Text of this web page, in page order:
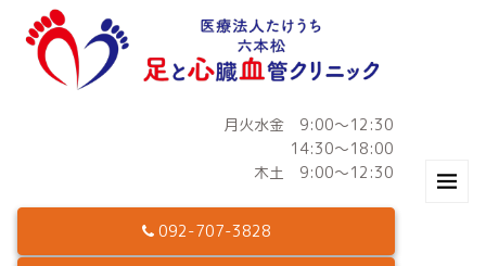
月火水金 9:00～12:30
14:30～18:00
木土 9:00～12:30
092-707-3828